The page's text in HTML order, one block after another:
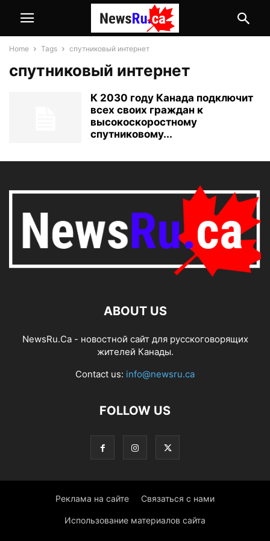
Home Tags спутниковый интернет
спутниковый интернет
К 2030 году Канада подключит
всех своих граждан к
высокоскоростному
спутниковому...
ABOUT US
NewsRu.Ca - новостной сайт для русскоговорящих
жителей Канады.
Contact us: info@newsru.ca
FOLLOW US
Реклама на сайте Связаться с нами
Использование материалов сайта